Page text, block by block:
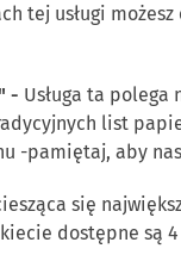
tej usługi
- Usługa ta
list
-pamiętaj, aby
się
dostępne są